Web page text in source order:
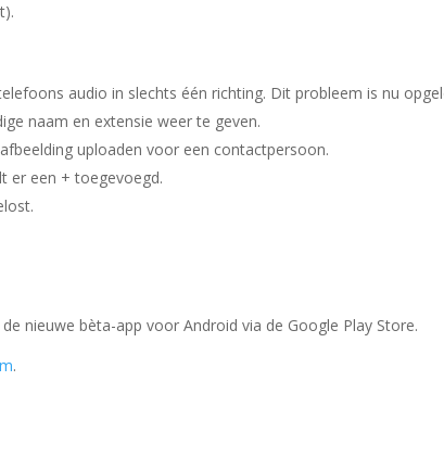
audio in slechts één richting. Dit probleem is nu
naam en extensie weer te geven.
uploaden voor een contactpersoon.
er een + toegevoegd.
nieuwe bèta-app voor Android via de Google Play Store.
.